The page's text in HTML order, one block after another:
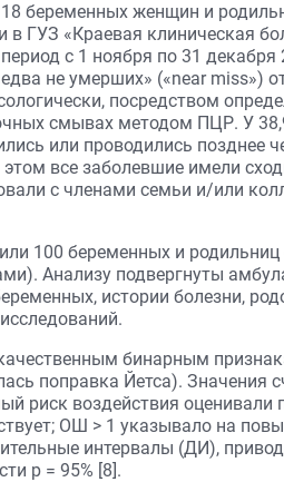
беременных женщин и
в ГУЗ «Краевая клиническая
с 1 ноября по 31
не умерших» («near miss»)
посредством
смывах методом ПЦР. У
или проводились позднее
этом все заболевшие имели
с членами семьи и/или
100 беременных и
Анализу подвергнуты
истории болезни,
бинарным
поправка Йетса). Значения
риск воздействия
ОШ > 1 указывало на
интервалы (ДИ),
p = 95% [8].